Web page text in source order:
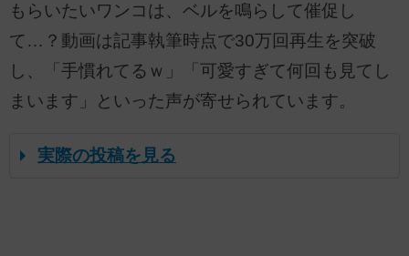
もらいたいワンコは、ベルを鳴らして催促し
て…？動画は記事執筆時点で30万回再生を突破
し、「手慣れてるｗ」「可愛すぎて何回も見てし
まいます」といった声が寄せられています。
実際の投稿を見る